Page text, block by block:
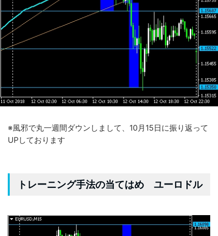
※風邪で丸一週間ダウンしまして、10月15日に振り返って
UPしております
トレーニング手法の当てはめ ユーロドル